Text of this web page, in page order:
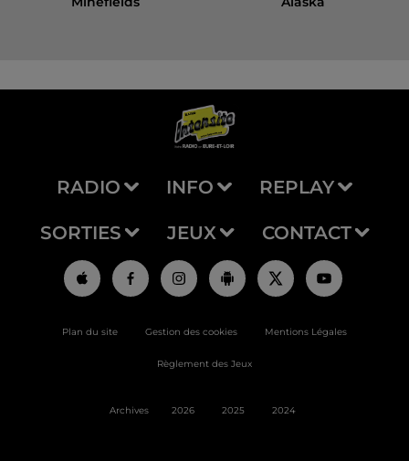
RADIO INFO REPLAY
SORTIES JEUX CONTACT
Plan du site Gestion des cookies Mentions Légales
Règlement des Jeux
Archives 2026 2025 2024